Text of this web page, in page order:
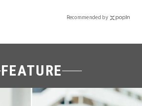
Recommended by
FEATURE